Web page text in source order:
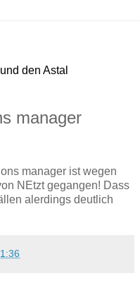
den Astal
manager
manager ist wegen
NEtzt gegangen! Dass
alerdings deutlich